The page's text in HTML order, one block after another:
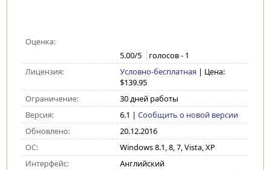
Оценка:
5.00/5 голосов - 1
Лицензия:
Условно-бесплатная | Цена:
$139.95
Ограничение:
30 дней работы
Версия:
6.1 | Сообщить о новой версии
Обновлено:
20.12.2016
ОС:
Windows 8.1, 8, 7, Vista, XP
Интерфейс:
Английский